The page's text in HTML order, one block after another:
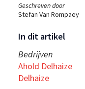
Geschreven door
Stefan Van Rompaey
In dit artikel
Bedrijven
Ahold Delhaize
Delhaize